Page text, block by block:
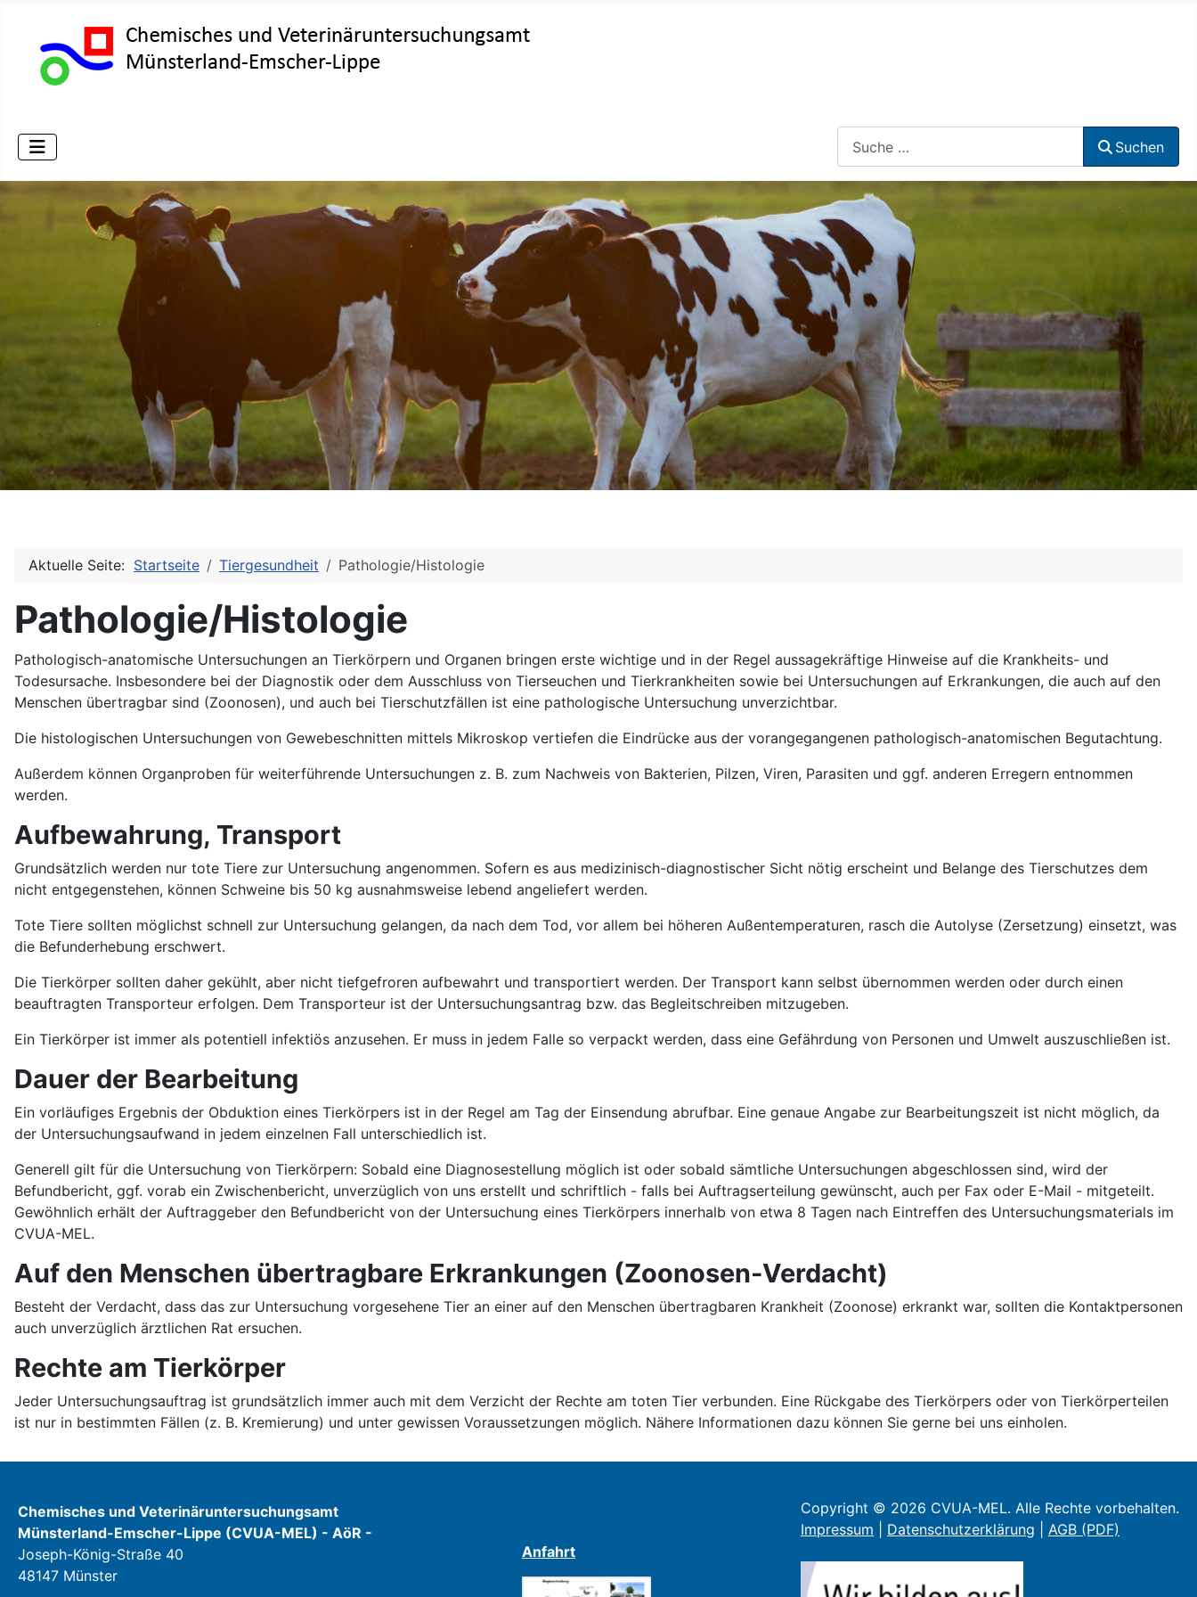
Suchen
Aktuelle Seite: Startseite Tiergesundheit Pathologie/Histologie
Pathologie/Histologie
Pathologisch-anatomische Untersuchungen an Tierkörpern und Organen bringen erste wichtige und in der Regel aussagekräftige Hinweise auf die Krankheits- und
Todesursache. Insbesondere bei der Diagnostik oder dem Ausschluss von Tierseuchen und Tierkrankheiten sowie bei Untersuchungen auf Erkrankungen, die auch auf den
Menschen übertragbar sind (Zoonosen), und auch bei Tierschutzfällen ist eine pathologische Untersuchung unverzichtbar.
Die histologischen Untersuchungen von Gewebeschnitten mittels Mikroskop vertiefen die Eindrücke aus der vorangegangenen pathologisch-anatomischen Begutachtung.
Außerdem können Organproben für weiterführende Untersuchungen z. B. zum Nachweis von Bakterien, Pilzen, Viren, Parasiten und ggf. anderen Erregern entnommen
werden.
Aufbewahrung, Transport
Grundsätzlich werden nur tote Tiere zur Untersuchung angenommen. Sofern es aus medizinisch-diagnostischer Sicht nötig erscheint und Belange des Tierschutzes dem
nicht entgegenstehen, können Schweine bis 50 kg ausnahmsweise lebend angeliefert werden.
Tote Tiere sollten möglichst schnell zur Untersuchung gelangen, da nach dem Tod, vor allem bei höheren Außentemperaturen, rasch die Autolyse (Zersetzung) einsetzt, was
die Befunderhebung erschwert.
Die Tierkörper sollten daher gekühlt, aber nicht tiefgefroren aufbewahrt und transportiert werden. Der Transport kann selbst übernommen werden oder durch einen
beauftragten Transporteur erfolgen. Dem Transporteur ist der Untersuchungsantrag bzw. das Begleitschreiben mitzugeben.
Ein Tierkörper ist immer als potentiell infektiös anzusehen. Er muss in jedem Falle so verpackt werden, dass eine Gefährdung von Personen und Umwelt auszuschließen ist.
Dauer der Bearbeitung
Ein vorläufiges Ergebnis der Obduktion eines Tierkörpers ist in der Regel am Tag der Einsendung abrufbar. Eine genaue Angabe zur Bearbeitungszeit ist nicht möglich, da
der Untersuchungsaufwand in jedem einzelnen Fall unterschiedlich ist.
Generell gilt für die Untersuchung von Tierkörpern: Sobald eine Diagnosestellung möglich ist oder sobald sämtliche Untersuchungen abgeschlossen sind, wird der
Befundbericht, ggf. vorab ein Zwischenbericht, unverzüglich von uns erstellt und schriftlich - falls bei Auftragserteilung gewünscht, auch per Fax oder E-Mail - mitgeteilt.
Gewöhnlich erhält der Auftraggeber den Befundbericht von der Untersuchung eines Tierkörpers innerhalb von etwa 8 Tagen nach Eintreffen des Untersuchungsmaterials im
CVUA-MEL.
Auf den Menschen übertragbare Erkrankungen (Zoonosen-Verdacht)
Besteht der Verdacht, dass das zur Untersuchung vorgesehene Tier an einer auf den Menschen übertragbaren Krankheit (Zoonose) erkrankt war, sollten die Kontaktpersonen
auch unverzüglich ärztlichen Rat ersuchen.
Rechte am Tierkörper
Jeder Untersuchungsauftrag ist grundsätzlich immer auch mit dem Verzicht der Rechte am toten Tier verbunden. Eine Rückgabe des Tierkörpers oder von Tierkörperteilen
ist nur in bestimmten Fällen (z. B. Kremierung) und unter gewissen Voraussetzungen möglich. Nähere Informationen dazu können Sie gerne bei uns einholen.
Chemisches und Veterinäruntersuchungsamt
Münsterland-Emscher-Lippe (CVUA-MEL) - AöR -
Joseph-König-Straße 40
48147 Münster
Anfahrt
Copyright © 2026 CVUA-MEL. Alle Rechte vorbehalten.
Impressum
Datenschutzerklärung AGB (PDF)